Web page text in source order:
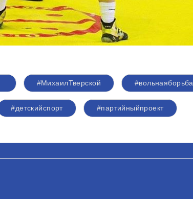
#МихаилТверской #вольнаяборьба
#детскийспорт #партийныйпроект